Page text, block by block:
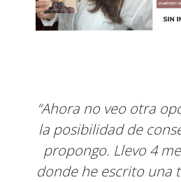
“Ahora no veo otra
la posibilidad de
propongo. Llevo 4
donde he escrito una